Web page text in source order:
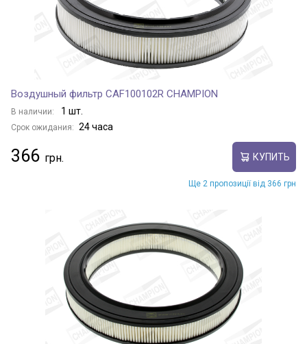
Воздушный фильтр CAF100102R CHAMPION
В наличии: 1 шт.
Срок ожидания: 24 часа
366 КУПИТЬ
Ще 2 пропозиції від 366 грн